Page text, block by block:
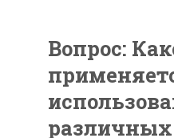
Вопрос: